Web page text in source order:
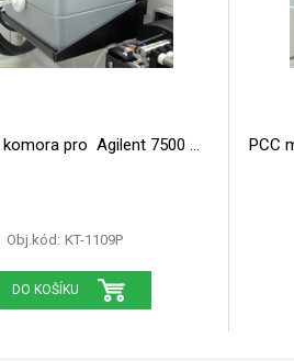
PCC mlžná komora pro Agilent 7500
Obj.kód: KT-1109P
DO KOŠÍKU